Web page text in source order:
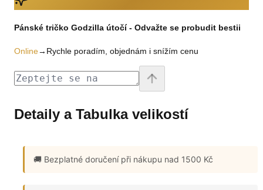
Pánské tričko Godzilla útočí - Odvažte se probudit bestii
Online→ Rychle poradím, objednám i snížím cenu
Detaily a Tabulka velikostí
🚚 Bezplatné doručenípři nákupu nad 1500 Kč